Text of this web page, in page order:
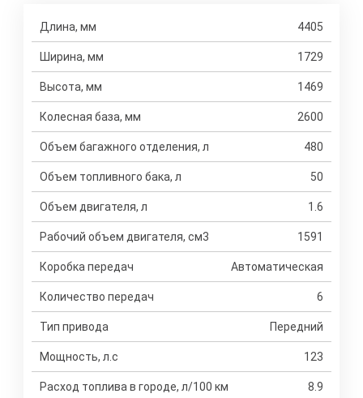
Длина, мм 4405
Ширина, мм 1729
Высота, мм 1469
Колесная база, мм 2600
Объем багажного отделения, л 480
Объем топливного бака, л 50
Объем двигателя, л 1.6
Рабочий объем двигателя, см3 1591
Коробка передач Автоматическая
Количество передач 6
Тип привода Передний
Мощность, л.с 123
Расход топлива в городе, л/100 км 8.9